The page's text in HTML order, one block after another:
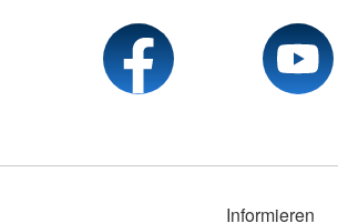
Informieren